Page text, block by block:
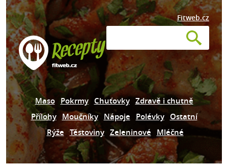
Fitweb.cz
Maso Pokrmy Chuťovky Zdravě i chutně
Přílohy Moučníky Nápoje Polévky Ostatní
Rýže Těstoviny Zeleninové Mléčné